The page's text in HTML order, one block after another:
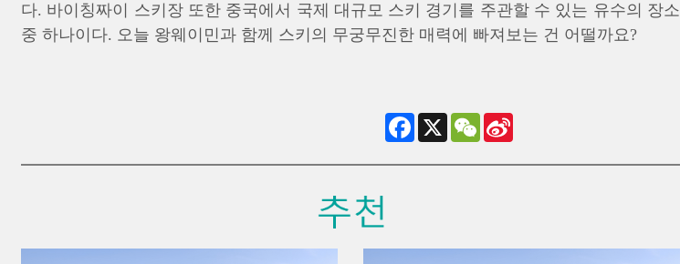
다. 바이칭짜이 스키장 또한 중국에서 국제 대규모 스키 경기를 주관할 수 있는 유수의 장소
중 하나이다. 오늘 왕웨이민과 함께 스키의 무궁무진한 매력에 빠져보는 건 어떨까요?
Facebook
X WeChat